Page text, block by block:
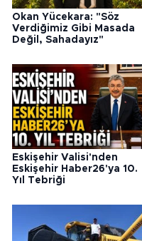
Okan Yücekara: "Söz
Verdiğimiz Gibi Masada
Değil, Sahadayız"
Eskişehir Valisi'nden
Eskişehir Haber26'ya 10.
Yıl Tebriği